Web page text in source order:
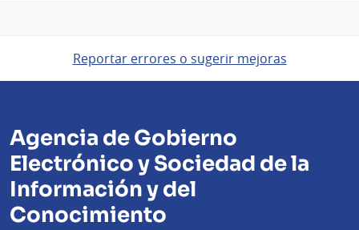
Reportar errores o sugerir mejoras
Agencia de Gobierno
Electrónico y Sociedad de la
Información y del
Conocimiento